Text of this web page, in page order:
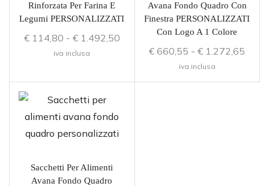
Rinforzata Per Farina E
Legumi PERSONALIZZATI
€114,80 - €1.492,50
iva inclusa
Avana Fondo Quadro Con
Finestra PERSONALIZZATI
Con Logo A 1 Colore
€ 660,55 - € 1.272,65
iva inclusa
Sacchetti Per Alimenti
Avana Fondo Quadro